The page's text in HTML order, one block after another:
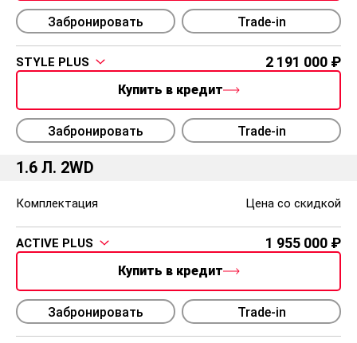
Забронировать Trade-in
STYLE PLUS 2 191 000
Купить в кредит
Забронировать Trade-in
1.6 Л. 2WD
Комплектация Цена со скидкой
ACTIVE PLUS 1 955 000
Купить в кредит
Забронировать Trade-in